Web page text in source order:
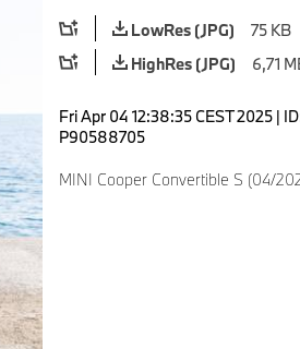
LowRes (JPG)
75 KB
HighRes (JPG)
6,71
Fri Apr 04 12:38:35 CEST 2025 |
P90588705
MINI Cooper Convertible S (04/